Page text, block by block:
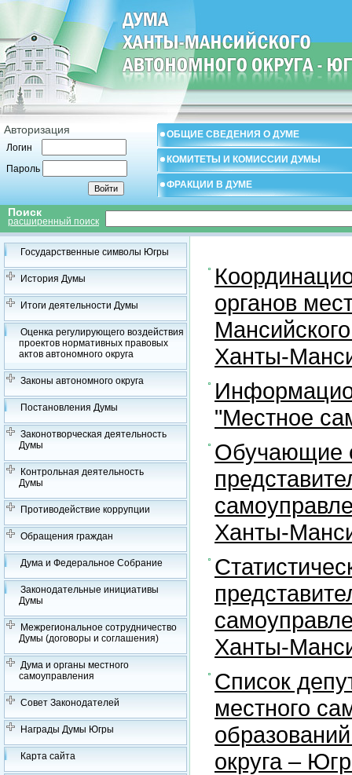
Авторизация
Логин
Пароль
ОБЩИЕ СВЕДЕНИЯ О ДУМЕ
КОМИТЕТЫ И КОМИССИИ ДУМЫ
ФРАКЦИИ В ДУМЕ
Поиск
расширенный поиск
Государственные символы Югры
История Думы
Итоги деятельности Думы
Оценка регулирующего воздействия
проектов нормативных правовых
актов автономного округа
Законы автономного округа
Постановления Думы
Законотворческая деятельность
Думы
Контрольная деятельность
Думы
Противодействие коррупции
Обращения граждан
Дума и Федеральное Собрание
Законодательные инициативы
Думы
Межрегиональное сотрудничество
Думы (договоры и соглашения)
Дума и органы местного
самоуправления
Совет Законодателей
Награды Думы Югры
Карта сайта
органов
Ханты-
"Местное
Обучающие
Ханты-
Ханты-
Список
местного
округа –